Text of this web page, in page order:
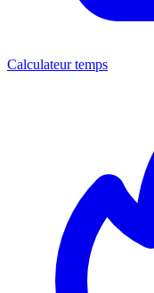
Calculateur temps